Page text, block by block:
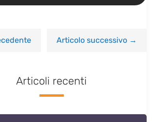
Articolo successivo→
Articoli recenti